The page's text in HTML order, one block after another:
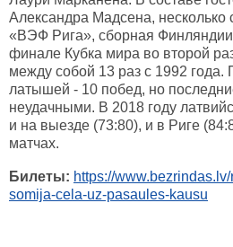
Александра Мадсена, несколько
«ВЭФ Рига», сборная Финляндии
финале Кубка мира во второй
между собой 13 раз с 1992
латышей - 10 побед, но
неудачными. В 2018 году
и на выезде (73:80), и в Риге
матчах.
Билеты: https://
somija-cela-uz-pasaules-kausu